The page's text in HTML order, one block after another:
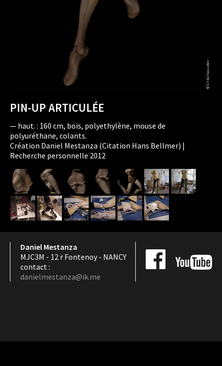
PIN-UP ARTICULÉE
— haut. : 160 cm, bois, polyethylène, mouse de
polyuréthane, colants.
Création Daniel Mestanza (Citation Hans Bellmer) |
Recherche personnelle 2012
Daniel Mestanza
MJC3M - 12 r Fontenoy - NANCY
contact :
danielmestanza@ik.me